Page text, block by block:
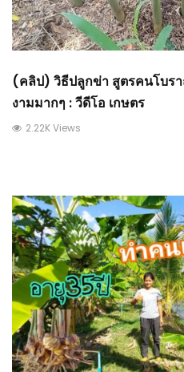
(คลิป) วิธีปลูกข่า สูตรคนโบ
งามมากๆ : วีดีโอ เกษตร
2.22K Views